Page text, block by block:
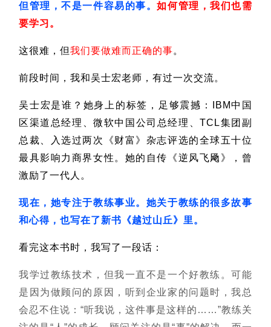
但管理，不是一件容易的事。如何管理，我们也需
要学习。
这很难，但我们要做难而正确的事。
前段时间，我和吴士宏老师，有过一次交流。
吴士宏是谁？ 她身上的标签，足够震撼：IBM中国
区渠道总经理、微软中国公司总经理、TCL集团副
总裁、入选过两次《财富》杂志评选的全球五十位
最具影响力商界女性。她的自传《逆风飞飏》，曾
激励了一代人。
现在，她专注于教练事业。她关于教练的很多故事
和心得，也写在了新书《越过山丘》里。
看完这本书时，我写了一段话：
我学过教练技术，但我一直不是一个好教练。可能
是因为做顾问的原因，听到企业家的问题时，我总
会忍不住说：“听我说，这件事是这样的……”教练关